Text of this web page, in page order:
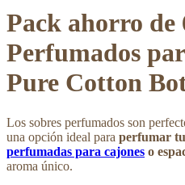
Pack ahorro de
Perfumados
Pure Cotton
Los sobres perfumados son
una opción ideal para perfumar
perfumadas para cajones o
aroma único.